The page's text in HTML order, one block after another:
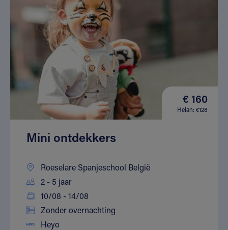
€ 160
Helan: €128
Mini ontdekkers
Roeselare Spanjeschool België
2 - 5 jaar
10/08 - 14/08
Zonder overnachting
Heyo